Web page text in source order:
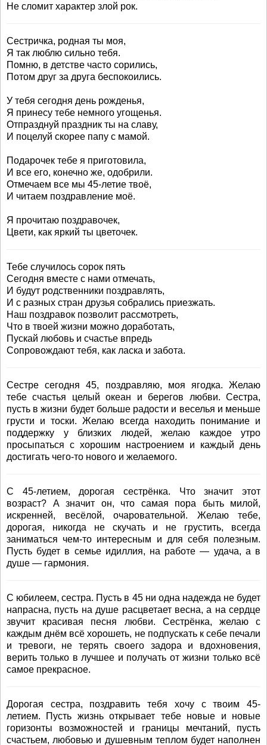
Не сломит характер злой рок.
Сестричка, родная ты моя,
Я так люблю сильно тебя.
Помню, в детстве часто сорились,
Потом друг за друга беспокоились.
У тебя сегодня день рожденья,
Я принесу тебе немного угощенья.
Отпразднуй праздник ты на славу,
И поцелуй скорее папу с мамой.
Подарочек тебе я приготовила,
И все его, конечно же, одобрили.
Отмечаем все мы 45-летие твоё,
И читаем поздравление моё.
Я прочитаю поздравочек,
Цвети, как яркий ты цветочек.
Тебе случилось сорок пять
Сегодня вместе с нами отмечать,
И будут родственники поздравлять,
И с разных стран друзья собрались приезжать.
Наш поздравок позволит рассмотреть,
Что в твоей жизни можно доработать,
Пускай любовь и счастье впредь
Сопровождают тебя, как ласка и забота.
Сестре сегодня 45, поздравляю, моя ягодка. Желаю
тебе счастья целый океан и берегов любви. Сестра,
пусть в жизни будет больше радости и веселья и меньше
грусти и тоски. Желаю всегда находить понимание и
поддержку у близких людей, желаю каждое утро
просыпаться с хорошим настроением и каждый день
достигать чего-то нового и желаемого.
С 45-летием, дорогая сестрёнка. Что значит этот
возраст? А значит он, что самая пора быть милой,
искренней, весёлой, очаровательной. Желаю тебе,
дорогая, никогда не скучать и не грустить, всегда
заниматься чем-то интересным и для себя полезным.
Пусть будет в семье идиллия, на работе — удача, а в
душе — гармония.
С юбилеем, сестра. Пусть в 45 ни одна надежда не будет
напрасна, пусть на душе расцветает весна, а на сердце
звучит красивая песня любви. Сестрёнка, желаю с
каждым днём всё хорошеть, не подпускать к себе печали
и тревоги, не терять своего задора и вдохновения,
верить только в лучшее и получать от жизни только всё
самое прекрасное.
Дорогая сестра, поздравить тебя хочу с твоим 45-
летием. Пусть жизнь открывает тебе новые и новые
горизонты возможностей и границы мечтаний, пусть
счастьем, любовью и душевным теплом будет наполнен